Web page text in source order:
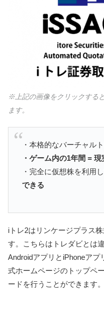
※上記の画像をクリックする
ます。
・本格的なバーチャル
・ゲーム内の1年間 = 現
・完全に仮想株を利用
できる
iトレ2はリンケージプラス
す。こちらはトレダビとは
AndroidアプリとiPhoneア
式ホームページのトップペ
ードを行うことができます。